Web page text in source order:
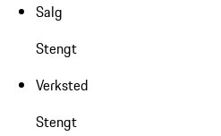
Salg
Stengt
Verksted
Stengt